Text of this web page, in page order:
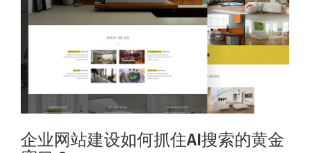
企业网站建设如何抓住AI搜索的黄金